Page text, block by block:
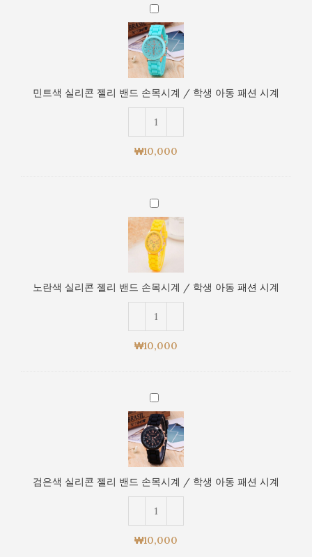
계
/
학
생
아
동
패
션
시
계
민
트
색
실
리
젤
드
손
계
/
학
생
아
동
패
션
시
계
민트색 실리콘 젤리 밴드 손목시계 / 학생 아동 패션 시계
₩10,000
노
란
색
실
리
젤
드
손
계
/
학
생
아
동
패
션
시
계
노란색 실리콘 젤리 밴드 손목시계 / 학생 아동 패션 시계
₩10,000
검
은
색
실
젤
드
손
검은색 실리콘 젤리 밴드 손목시계 / 학생 아동 패션 시계
₩10,000